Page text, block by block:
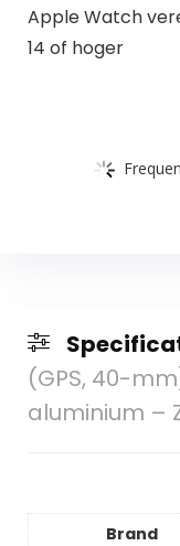
Apple Watch
14 of hoger
(GPS, 40-
aluminium –
Brand